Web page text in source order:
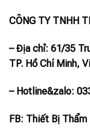
CÔNG TY TNHH
– Địa chỉ: 61/35
TP. Hồ Chí Minh,
– Hotline&zalo:
FB: Thiết Bị